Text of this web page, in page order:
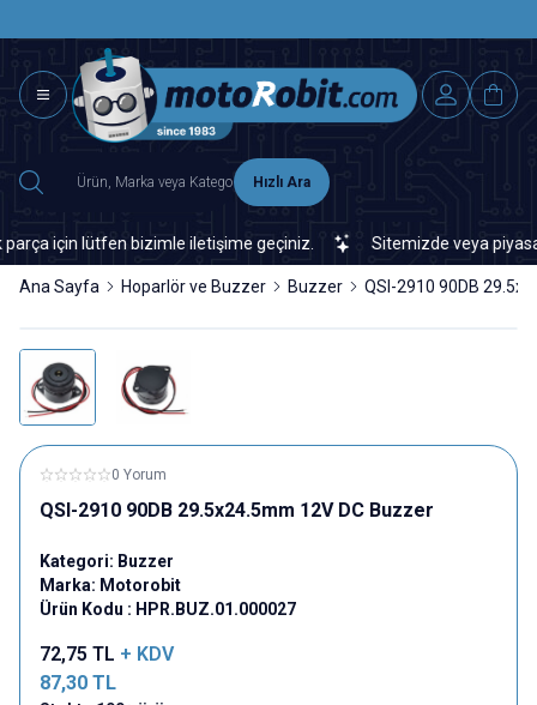
Hızlı Ara
için lütfen bizimle iletişime geçiniz. Sitemizde veya piyasada
Ana Sayfa Hoparlör ve Buzzer Buzzer QSI-2910 90DB
0 Yorum
QSI-2910 90DB 29.5x24.5mm 12V DC Buzzer
Kategori: Buzzer
Marka: Motorobit
Ürün Kodu : HPR.BUZ.01.000027
72,75 TL + KDV
87,30 TL